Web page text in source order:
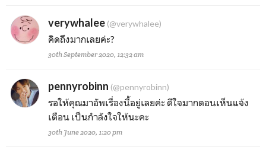
verywhalee (@verywhalee)
คิดถึงมากเลยค่ะ?
30th September 2020, 12:32 am
pennyrobinn (@pennyrobinn)
รอให้คุณมาอัพเรื่องนี้อยู่เลยค่ะ ดีใจมากตอนเห็นแจ้ง
เตือน เป็นกำลังใจให้นะคะ
30th June 2020, 1:20 pm